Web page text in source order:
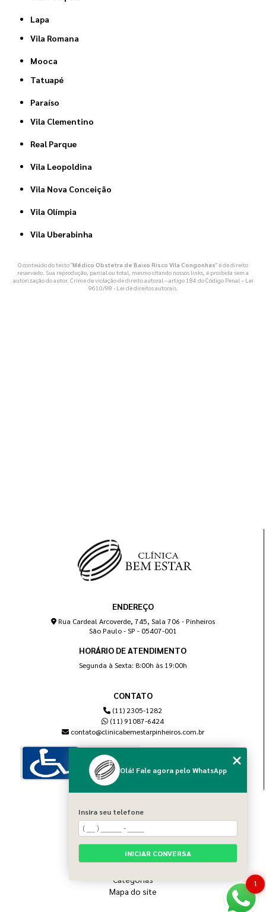
Lapa
Vila Romana
Mooca
Tatuapé
Paraíso
Vila Clementino
Real Parque
Vila Leopoldina
Vila Nova Conceição
Vila Olímpia
Vila Uberabinha
O conteúdo do texto "Médico Obstetra de Baixo Risco Vila Congonhas" é de direito
reservado. Sua reprodução, parcial ou total, mesmo citando nossos links, é proibida sem a
autorização do autor. Crime de violação de direito autoral – artigo 184 do Código Penal – Lei
9610/98 - Lei de direitos autorais.
ENDEREÇO
Rua Cardeal Arcoverde, 745, Sala 706 - Pinheiros
São Paulo - SP - 05407-001
HORÁRIO DE ATENDIMENTO
Segunda à Sexta: 8:00h às 19:00h
CONTATO
(11) 2305-1282
(11) 91087-6424
contato@clinicabemestarpinheiros.com.br
Home
Sobre nós
Blog
Serviços
Categorias
Mapa do site
1
Olá! Fale agora pelo WhatsApp
Insira seu telefone
INICIAR CONVERSA